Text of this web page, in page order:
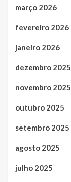
março 2026
fevereiro 2026
janeiro 2026
dezembro 2025
novembro 2025
outubro 2025
setembro 2025
agosto 2025
julho 2025